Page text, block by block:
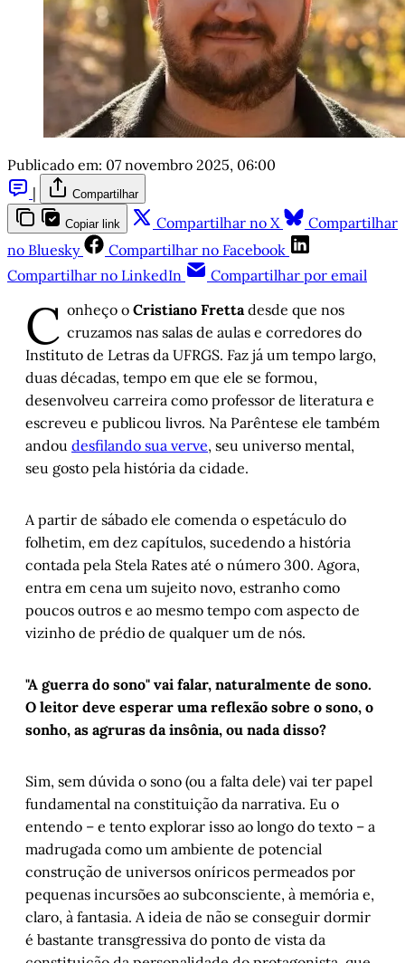
Publicado em: 07 novembro 2025, 06:00
|
Compartilhar
Copiar link Compartilhar no X
Compartilhar
no Bluesky
Compartilhar no Facebook
Compartilhar no LinkedIn
Compartilhar por email
C onheço o Cristiano Frettadesde que nos
cruzamos nas salas de aulas e corredores do
Instituto de Letras da UFRGS. Faz já um tempo largo,
duas décadas, tempo em que ele se formou,
desenvolveu carreira como professor de literatura e
escreveu e publicou livros. Na Parêntese ele também
andou desfilando sua verve, seu universo mental,
seu gosto pela história da cidade.
A partir de sábado ele comenda o espetáculo do
folhetim, em dez capítulos, sucedendo a história
contada pela Stela Rates até o número 300. Agora,
entra em cena um sujeito novo, estranho como
poucos outros e ao mesmo tempo com aspecto de
vizinho de prédio de qualquer um de nós.
"A guerra do sono" vai falar, naturalmente de sono.
O leitor deve esperar uma reflexão sobre o sono, o
sonho, as agruras da insônia, ou nada disso?
Sim, sem dúvida o sono (ou a falta dele) vai ter papel
fundamental na constituição da narrativa. Eu o
entendo – e tento explorar isso ao longo do texto – a
madrugada como um ambiente de potencial
construção de universos oníricos permeados por
pequenas incursões ao subconsciente, à memória e,
claro, à fantasia. A ideia de não se conseguir dormir
é bastante transgressiva do ponto de vista da